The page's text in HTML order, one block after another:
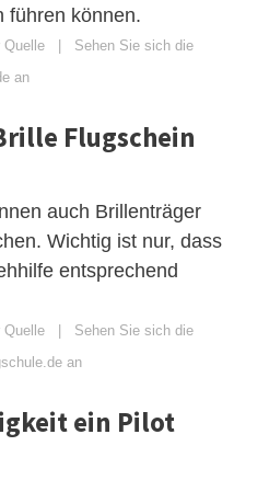
führen können.
Quelle | Sehen Sie sich die
an
Flugschein
auch Brillenträger
Wichtig ist nur, dass
entsprechend
Quelle | Sehen Sie sich die
an
ein Pilot